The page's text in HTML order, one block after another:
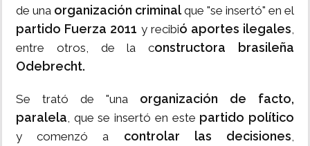
de una organización criminalque "se insertó" en el
partido Fuerza 2011 y recibió aportes ilegales,
entre otros, de la constructora brasileña
Odebrecht.
Se trató de "una organización de facto,
paralela, que se insertó en este partido político
y comenzó a controlar las decisiones,